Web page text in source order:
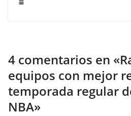
4 comentarios en «
equipos con mejor
temporada regular
NBA»